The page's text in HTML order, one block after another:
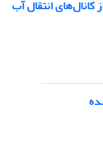
انتقال آب